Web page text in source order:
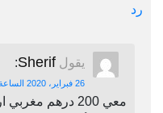
رد
يقول Sherif
:
26 فبراير، 2020 الساعة 3:30 م
معي 200 درهم